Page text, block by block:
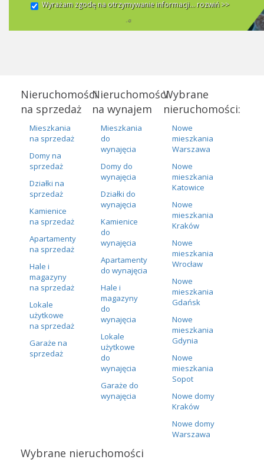
Wyrażam zgodę na otrzymywanie informacji... rozwiń >>
Nieruchomości
na sprzedaż
Mieszkania
na sprzedaż
Domy na
sprzedaż
Działki na
sprzedaż
Kamienice
na sprzedaż
Apartamenty
na sprzedaż
Hale i
magazyny
na sprzedaż
Lokale
użytkowe
na sprzedaż
Garaże na
sprzedaż
Nieruchomości
na wynajem
Mieszkania
do
wynajęcia
Domy do
wynajęcia
Działki do
wynajęcia
Kamienice
do
wynajęcia
Apartamenty
do wynajęcia
Hale i
magazyny
do
wynajęcia
Lokale
użytkowe
do
wynajęcia
Garaże do
wynajęcia
Wybrane
nieruchomości:
Nowe
mieszkania
Warszawa
Nowe
mieszkania
Katowice
Nowe
mieszkania
Kraków
Nowe
mieszkania
Wrocław
Nowe
mieszkania
Gdańsk
Nowe
mieszkania
Gdynia
Nowe
mieszkania
Sopot
Nowe domy
Kraków
Nowe domy
Warszawa
Wybrane nieruchomości